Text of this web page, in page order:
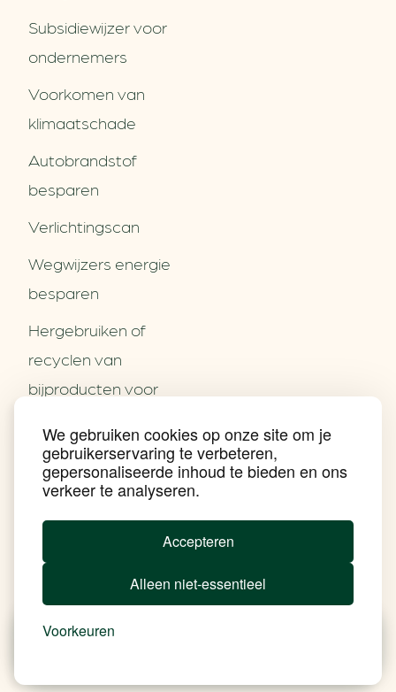
We gebruiken cookies op onze site om je
gebruikerservaring te verbeteren,
gepersonaliseerde inhoud te bieden en ons
verkeer te analyseren.
Accepteren
Alleen niet-essentieel
Voorkeuren
Partners
Contact
Nieuws
Praktijkverhalen
Events
Nieuwsbrief
Achtergrond klimaatverandering
Beprijzing van CO2
Verduurzamen bedrijventerrein
Subsidiewijzer voor
ondernemers
Voorkomen van
klimaatschade
Autobrandstof
besparen
Verlichtingscan
Wegwijzers energie
besparen
Hergebruiken of
recyclen van
bijproducten voor
Energie besparen op
uw PC
Privacy & Disclaimer